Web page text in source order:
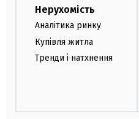
Нерухомість
Аналітика ринку
Купівля житла
Тренди і натхнення